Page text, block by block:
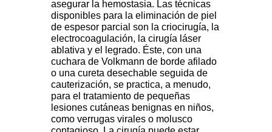
asegurar la hemostasia. Las técnicas
disponibles para la eliminación de piel
de espesor parcial son la criocirugía, la
electrocoagulación, la cirugía láser
ablativa y el legrado. Éste, con una
cuchara de Volkmann de borde afilado
o una cureta desechable seguida de
cauterización, se practica, a menudo,
para el tratamiento de pequeñas
lesiones cutáneas benignas en niños,
como verrugas virales o molusco